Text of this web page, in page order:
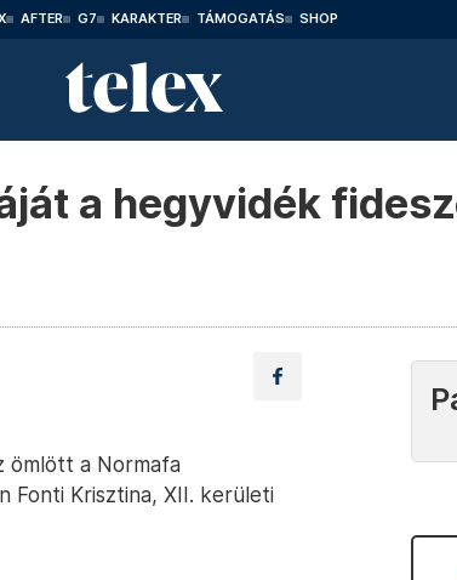
AFTER G7 KARAKTER TÁMOGATÁS SHOP
a hegyvidék
ömlött a Normafa
Fonti Krisztina, XII. kerületi